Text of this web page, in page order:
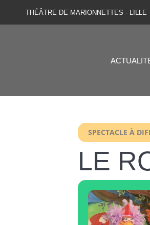
THÉÂTRE DE MARIONNETTES - LILLE
SPECTACLE À
LE